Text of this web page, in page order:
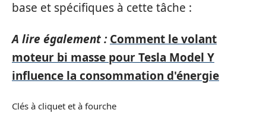
base et spécifiques à cette tâche :
A lire également : Comment le volant
moteur bi masse pour Tesla Model Y
influence la consommation d'énergie
Clés à cliquet et à fourche